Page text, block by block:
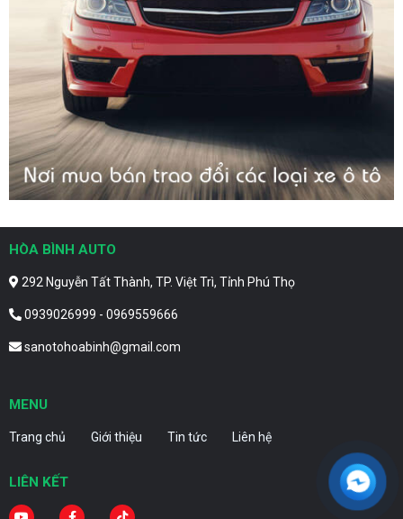
HÒA BÌNH AUTO
292 Nguyễn Tất Thành, TP. Việt Trì, Tỉnh Phú Thọ
0939026999 - 0969559666
sanotohoabinh@gmail.com
MENU
Trang chủ Giới thiệu Tin tức Liên hệ
LIÊN KẾT